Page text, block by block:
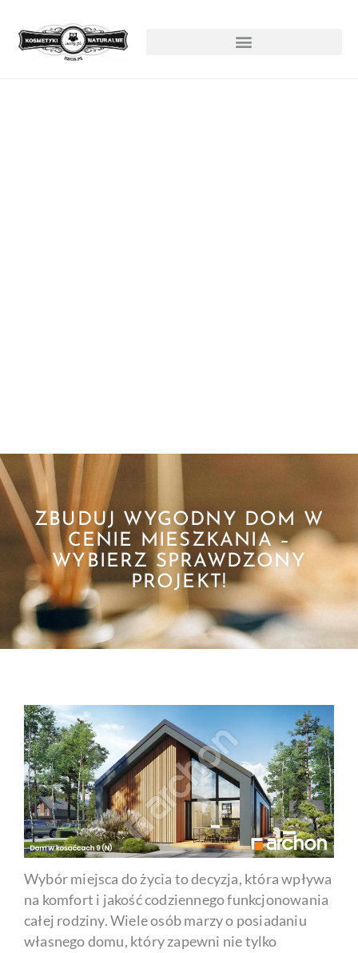
ZBUDUJ WYGODNY DOM W
CENIE MIESZKANIA –
WYBIERZ SPRAWDZONY
PROJEKT!
Wybór miejsca do życia to decyzja, która wpływa
na komfort i jakość codziennego funkcjonowania
całej rodziny. Wiele osób marzy o posiadaniu
własnego domu, który zapewni nie tylko